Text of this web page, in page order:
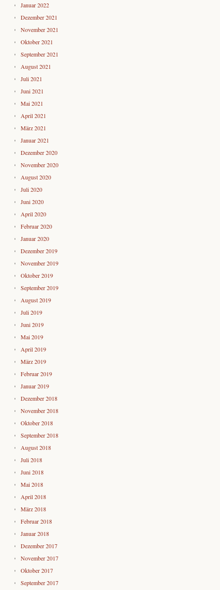
Januar 2022
Dezember 2021
November 2021
Oktober 2021
September 2021
August 2021
Juli 2021
Juni 2021
Mai 2021
April 2021
März 2021
Januar 2021
Dezember 2020
November 2020
August 2020
Juli 2020
Juni 2020
April 2020
Februar 2020
Januar 2020
Dezember 2019
November 2019
Oktober 2019
September 2019
August 2019
Juli 2019
Juni 2019
Mai 2019
April 2019
März 2019
Februar 2019
Januar 2019
Dezember 2018
November 2018
Oktober 2018
September 2018
August 2018
Juli 2018
Juni 2018
Mai 2018
April 2018
März 2018
Februar 2018
Januar 2018
Dezember 2017
November 2017
Oktober 2017
September 2017